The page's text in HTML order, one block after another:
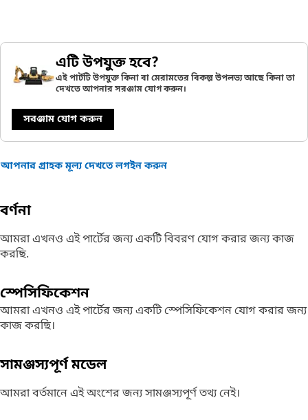
এটি উপযুক্ত হবে?
এই পার্টটি উপযুক্ত কিনা বা মেরামতের বিকল্প উপলভ্য আছে কিনা তা
দেখতে আপনার সরঞ্জাম যোগ করুন।
সরঞ্জাম যোগ করুন
আপনার গ্রাহক মূল্য দেখতে লগইন করুন
বর্ণনা
আমরা এখনও এই পার্টের জন্য একটি বিবরণ যোগ করার জন্য কাজ
করছি.
স্পেসিফিকেশন
আমরা এখনও এই পার্টের জন্য একটি স্পেসিফিকেশন যোগ করার জন্য
কাজ করছি।
সামঞ্জস্যপূর্ণ মডেল
আমরা বর্তমানে এই অংশের জন্য সামঞ্জস্যপূর্ণ তথ্য নেই।